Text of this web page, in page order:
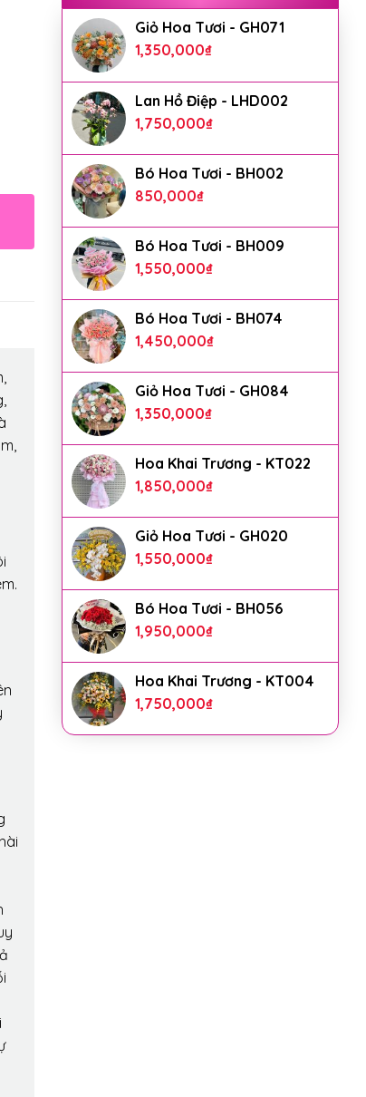
Giỏ Hoa Tươi - GH071
1,350,000₫
Lan Hồ Điệp - LHD002
1,750,000₫
Bó Hoa Tươi - BH002
850,000₫
Bó Hoa Tươi - BH009
1,550,000₫
Bó Hoa Tươi - BH074
1,450,000₫
Giỏ Hoa Tươi - GH084
1,350,000₫
Hoa Khai Trương - KT022
1,850,000₫
Giỏ Hoa Tươi - GH020
1,550,000₫
Bó Hoa Tươi - BH056
1,950,000₫
Hoa Khai Trương - KT004
1,750,000₫